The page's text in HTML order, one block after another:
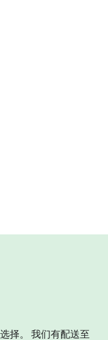
择。 我们有配送至